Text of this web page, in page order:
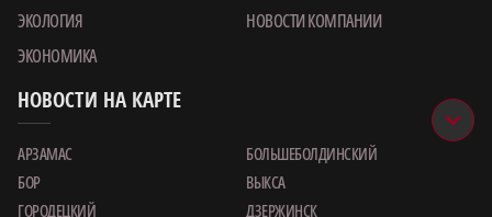
ЭКОЛОГИЯ
НОВОСТИ КОМПАНИИ
ЭКОНОМИКА
НОВОСТИ НА КАРТЕ
АРЗАМАС
БОЛЬШЕБОЛДИНСКИЙ
БОР
ВЫКСА
ГОРОДЕЦКИЙ
ДЗЕРЖИНСК